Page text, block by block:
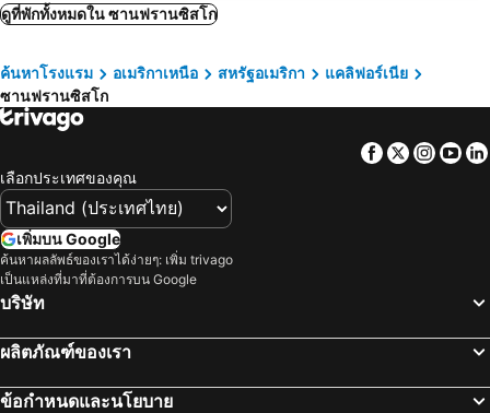
ซานตาโรซ่า, แคลิฟอร์เนีย โรงแรม
Santa Nella, แคลิฟอร์เนีย โรงแรม
มหานครนิวยอร์ก, นิวยอร์ก โรงแรม
ลาสเวกัส, Nevada โรงแรม
ลอสแอนเจลิส, แคลิฟอร์เนีย โรงแรม
ซานต้าโรซ่าบีช, ฟลอริด้า โรงแรม
ฮอโนลูลู, ฮาวาย โรงแรม
แอตแลนตา, Georgia โรงแรม
พาร์คเกอร์, Colorado โรงแรม
ดูที่พักทั้งหมดใน ซานฟรานซิสโก
ค้นหาโรงแรม อเมริกาเหนือ สหรัฐอเมริกา
แคลิฟอร์เนีย
ซานฟรานซิสโก
Facebook
Twitter
เลือกประเทศของคุณ
เพิ่มบน Google
ค้นหาผลลัพธ์ของเราได้ง่ายๆ: เพิ่ม trivago
เป็นแหล่งที่มาที่ต้องการบน Google
บริษัท
ผลิตภัณฑ์ของเรา
ข้อกำหนดและนโยบาย